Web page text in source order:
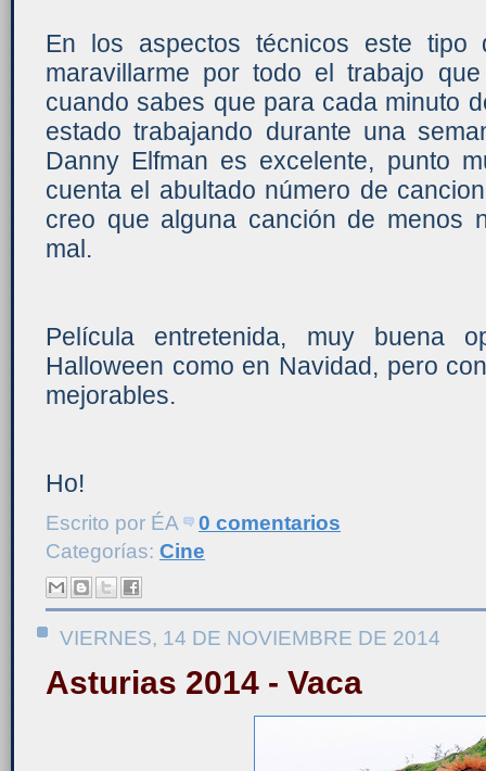
En los aspectos técnicos este
maravillarme por todo el trabajo
cuando sabes que para cada minuto
estado trabajando durante una
Danny Elfman es excelente, punto
cuenta el abultado número de
creo que alguna canción de menos
mal.
Película entretenida, muy buena
Halloween como en Navidad, pero
mejorables.
Ho!
Escrito por ÉA
0 comentarios
Categorías: Cine
VIERNES, 14 DE NOVIEMBRE DE 2014
Asturias 2014 - Vaca